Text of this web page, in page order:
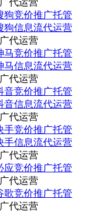
代运营
狗竞价推广托管
狗信息流代运营
代运营
马竞价推广托管
马信息流代运营
代运营
音竞价推广托管
音信息流代运营
代运营
手竞价推广托管
手信息流代运营
代运营
应竞价推广托管
代运营
歌竞价推广托管
代运营